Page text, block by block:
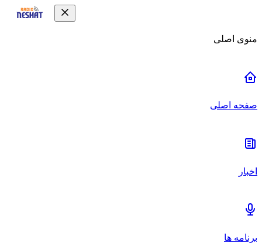
منوی اصلی
صفحه اصلی
اخبار
برنامه ها